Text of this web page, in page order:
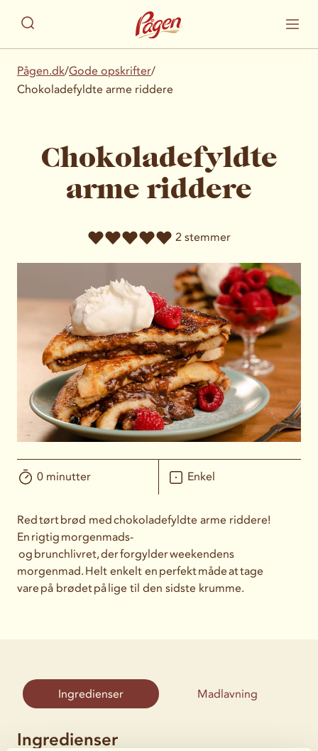
Pågen.dk/Gode opskrifter/
Chokoladefyldte arme riddere
Chokoladefyldte
arme riddere
2 stemmer
0 minutter Enkel
Red tørt brød med chokoladefyldte arme riddere!
En rigtig morgenmads-
og brunchlivret, der forgylder weekendens
morgenmad. Helt enkelt en perfekt måde at tage
vare på brødet på lige til den sidste krumme.
Ingredienser Madlavning
Ingredienser